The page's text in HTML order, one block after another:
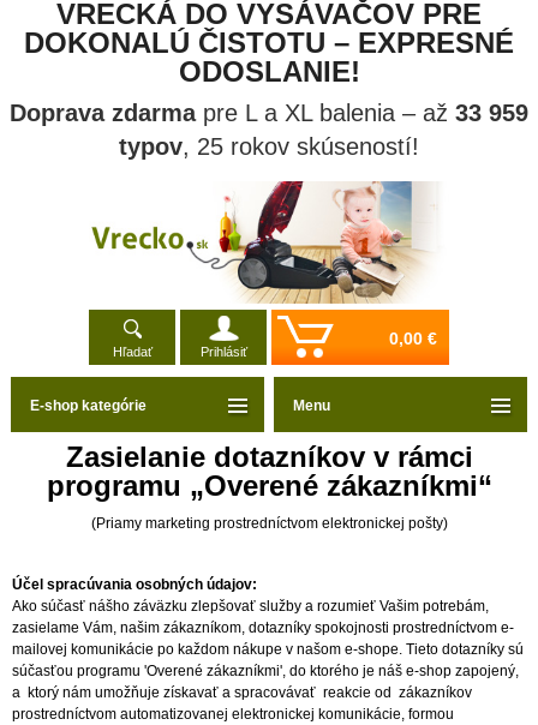
VRECKÁ DO VYSÁVAČOV PRE
DOKONALÚ ČISTOTU – EXPRESNÉ
ODOSLANIE!
Doprava zdarmapre L a XL balenia – až 33 959
typov, 25 rokov skúseností!
Hľadať Prihlásiť
0,00 €
Zasielanie dotazníkov v rámci
programu „Overené zákazníkmi“
(Priamy marketing prostredníctvom elektronickej pošty)
Účel spracúvania osobných údajov:
Ako súčasť nášho záväzku zlepšovať služby a rozumieť Vašim potrebám,
zasielame Vám, našim zákazníkom, dotazníky spokojnosti prostredníctvom e-
mailovej komunikácie po každom nákupe v našom e-shope. Tieto dotazníky sú
súčasťou programu 'Overené zákazníkmi', do ktorého je náš e-shop zapojený,
a ktorý nám umožňuje získavať a spracovávať reakcie od zákazníkov
prostredníctvom automatizovanej elektronickej komunikácie, formou
E-shop kategórie Menu